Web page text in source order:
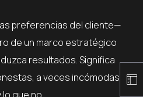
preferencias del cliente—
de un marco estratégico
resultados. Significa
a veces incómodas,